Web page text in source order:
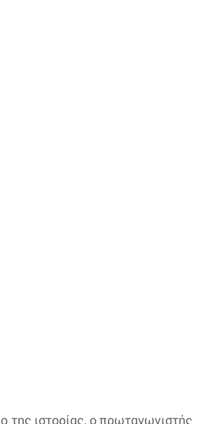
της ιστορίας, ο πρωταγωνιστής